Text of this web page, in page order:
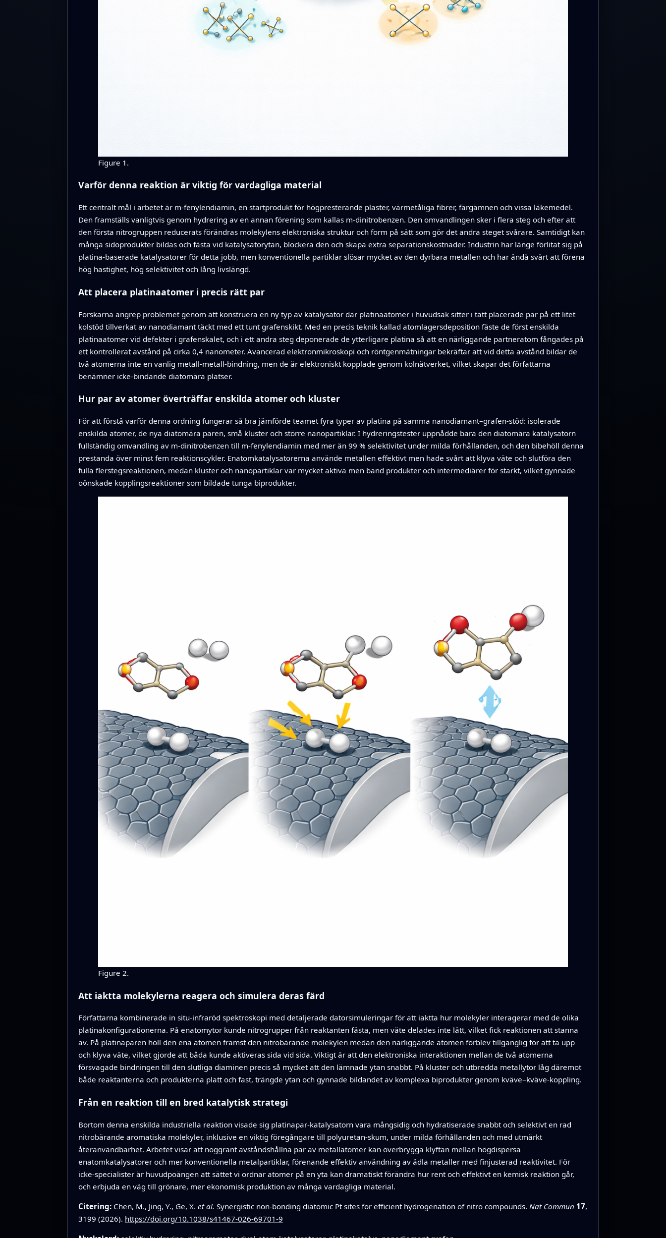
Figure 1.
Varför denna reaktion är viktig för vardagliga material
Ett centralt mål i arbetet är m‑fenylendiamin, en startprodukt för högpresterande plaster, värmetåliga fibrer, färgämnen och vissa läkemedel.
Den framställs vanligtvis genom hydrering av en annan förening som kallas m‑dinitrobenzen. Den omvandlingen sker i flera steg och efter att
den första nitrogruppen reducerats förändras molekylens elektroniska struktur och form på sätt som gör det andra steget svårare. Samtidigt kan
många sidoprodukter bildas och fästa vid katalysatorytan, blockera den och skapa extra separationskostnader. Industrin har länge förlitat sig på
platina‑baserade katalysatorer för detta jobb, men konventionella partiklar slösar mycket av den dyrbara metallen och har ändå svårt att förena
hög hastighet, hög selektivitet och lång livslängd.
Att placera platinaatomer i precis rätt par
Forskarna angrep problemet genom att konstruera en ny typ av katalysator där platinaatomer i huvudsak sitter i tätt placerade par på ett litet
kolstöd tillverkat av nanodiamant täckt med ett tunt grafenskikt. Med en precis teknik kallad atomlagersdeposition fäste de först enskilda
platinaatomer vid defekter i grafenskalet, och i ett andra steg deponerade de ytterligare platina så att en närliggande partneratom fångades på
ett kontrollerat avstånd på cirka 0,4 nanometer. Avancerad elektronmikroskopi och röntgenmätningar bekräftar att vid detta avstånd bildar de
två atomerna inte en vanlig metall‑metall‑bindning, men de är elektroniskt kopplade genom kolnätverket, vilket skapar det författarna
benämner icke‑bindande diatomära platser.
Hur par av atomer överträffar enskilda atomer och kluster
För att förstå varför denna ordning fungerar så bra jämförde teamet fyra typer av platina på samma nanodiamant–grafen‑stöd: isolerade
enskilda atomer, de nya diatomära paren, små kluster och större nanopartiklar. I hydreringstester uppnådde bara den diatomära katalysatorn
fullständig omvandling av m‑dinitrobenzen till m‑fenylendiamin med mer än 99 % selektivitet under milda förhållanden, och den bibehöll denna
prestanda över minst fem reaktionscykler. Enatomkatalysatorerna använde metallen effektivt men hade svårt att klyva väte och slutföra den
fulla flerstegsreaktionen, medan kluster och nanopartiklar var mycket aktiva men band produkter och intermediärer för starkt, vilket gynnade
oönskade kopplingsreaktioner som bildade tunga biprodukter.
Figure 2.
Att iaktta molekylerna reagera och simulera deras färd
Författarna kombinerade in situ‑infraröd spektroskopi med detaljerade datorsimuleringar för att iaktta hur molekyler interagerar med de olika
platinakonfigurationerna. På enatomytor kunde nitrogrupper från reaktanten fästa, men väte delades inte lätt, vilket fick reaktionen att stanna
av. På platinaparen höll den ena atomen främst den nitrobärande molekylen medan den närliggande atomen förblev tillgänglig för att ta upp
och klyva väte, vilket gjorde att båda kunde aktiveras sida vid sida. Viktigt är att den elektroniska interaktionen mellan de två atomerna
försvagade bindningen till den slutliga diaminen precis så mycket att den lämnade ytan snabbt. På kluster och utbredda metallytor låg däremot
både reaktanterna och produkterna platt och fast, trängde ytan och gynnade bildandet av komplexa biprodukter genom kväve–kväve‑koppling.
Från en reaktion till en bred katalytisk strategi
Bortom denna enskilda industriella reaktion visade sig platinapar‑katalysatorn vara mångsidig och hydratiserade snabbt och selektivt en rad
nitrobärande aromatiska molekyler, inklusive en viktig föregångare till polyuretan‑skum, under milda förhållanden och med utmärkt
återanvändbarhet. Arbetet visar att noggrant avståndshållna par av metallatomer kan överbrygga klyftan mellan högdispersa
enatomkatalysatorer och mer konventionella metalpartiklar, förenande effektiv användning av ädla metaller med finjusterad reaktivitet. För
icke‑specialister är huvudpoängen att sättet vi ordnar atomer på en yta kan dramatiskt förändra hur rent och effektivt en kemisk reaktion går,
och erbjuda en väg till grönare, mer ekonomisk produktion av många vardagliga material.
Citering: Chen, M., Jing, Y., Ge, X. et al. Synergistic non-bonding diatomic Pt sites for efficient hydrogenation of nitro compounds. Nat Commun 17,
3199 (2026). https://doi.org/10.1038/s41467-026-69701-9